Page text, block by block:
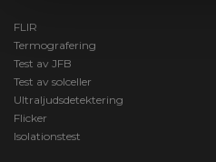
FLIR
Termografering
Test av JFB
Test av solceller
Ultraljudsdetektering
Flicker
Isolationstest